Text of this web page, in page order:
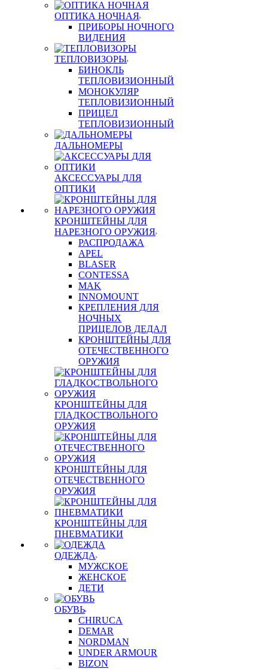
ОПТИКА НОЧНАЯ
ПРИБОРЫ НОЧНОГО
ВИДЕНИЯ
ТЕПЛОВИЗОРЫ
БИНОКЛЬ
ТЕПЛОВИЗИОННЫЙ
МОНОКУЛЯР
ТЕПЛОВИЗИОННЫЙ
ПРИЦЕЛ
ТЕПЛОВИЗИОННЫЙ
ДАЛЬНОМЕРЫ
АКСЕССУАРЫ ДЛЯ
ОПТИКИ
КРОНШТЕЙНЫ ДЛЯ
НАРЕЗНОГО ОРУЖИЯ
РАСПРОДАЖА
APEL
BLASER
CONTESSA
MAK
INNOMOUNT
КРЕПЛЕНИЯ ДЛЯ
НОЧНЫХ
ПРИЦЕЛОВ ДЕДАЛ
КРОНШТЕЙНЫ ДЛЯ
ОТЕЧЕСТВЕННОГО
ОРУЖИЯ
КРОНШТЕЙНЫ ДЛЯ
ГЛАДКОСТВОЛЬНОГО
ОРУЖИЯ
КРОНШТЕЙНЫ ДЛЯ
ОТЕЧЕСТВЕННОГО
ОРУЖИЯ
КРОНШТЕЙНЫ ДЛЯ
ПНЕВМАТИКИ
ОДЕЖДА
МУЖСКОЕ
ЖЕНСКОЕ
ДЕТИ
ОБУВЬ
CHIRUCA
DEMAR
NORDMAN
UNDER ARMOUR
BIZON